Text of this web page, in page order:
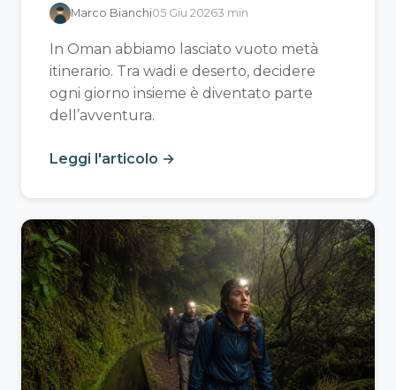
Marco Bianchi05 Giu 20263 min
In Oman abbiamo lasciato vuoto metà
itinerario. Tra wadi e deserto, decidere
ogni giorno insieme è diventato parte
dell’avventura.
Leggi l'articolo →